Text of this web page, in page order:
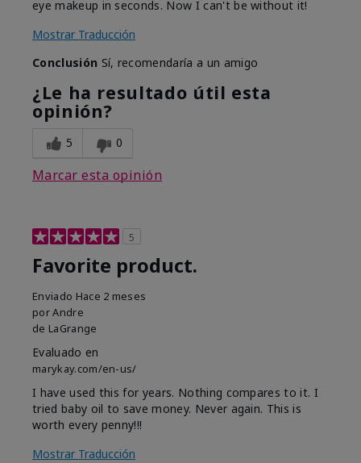
eye makeup in seconds. Now I can't be without it!
Mostrar Traducción
Conclusión Sí, recomendaría a un amigo
¿Le ha resultado útil esta
opinión?
5 0
Marcar esta opinión
5
Favorite product.
Enviado Hace 2 meses
porAndre
de LaGrange
Evaluado en
marykay.com/en-us/
I have used this for years. Nothing compares to it. I
tried baby oil to save money. Never again. This is
worth every penny!!!
Mostrar Traducción